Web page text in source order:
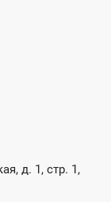
д. 1, стр. 1,